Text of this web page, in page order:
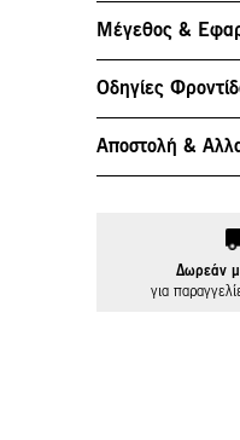
Μέγεθος &
Οδηγίες
Αποστολή &
Δωρεάν
για